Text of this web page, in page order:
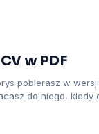
w PDF
pobierasz w
do niego, kiedy